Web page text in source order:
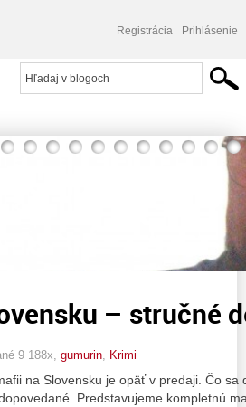
Registrácia Prihlásenie
– stručné
9 188x, gumurin Krimi
na Slovensku je opäť v predaji. Čo sa
Predstavujeme kompletnú